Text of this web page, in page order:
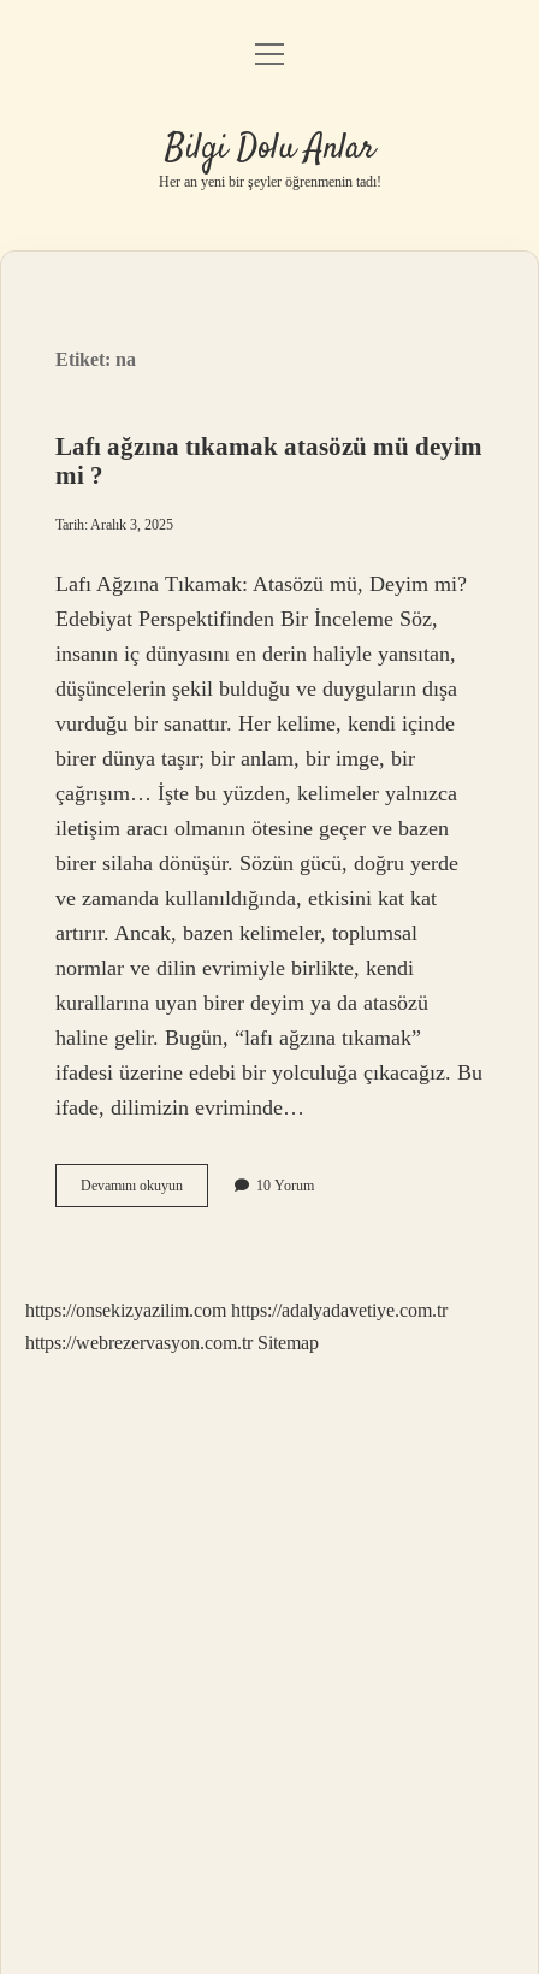
Anasayfa
Yasal Uyarı
menüyü
Bilgi Dolu Anlar
Her an yeni bir şeyler öğrenmenin tadı!
Etiket:na
Lafı ağzına tıkamak atasözü mü deyim
mi ?
Tarih: Aralık 3, 2025
Lafı Ağzına Tıkamak: Atasözü mü, Deyim mi?
Edebiyat Perspektifinden Bir İnceleme Söz,
insanın iç dünyasını en derin haliyle yansıtan,
düşüncelerin şekil bulduğu ve duyguların dışa
vurduğu bir sanattır. Her kelime, kendi içinde
birer dünya taşır; bir anlam, bir imge, bir
çağrışım… İşte bu yüzden, kelimeler yalnızca
iletişim aracı olmanın ötesine geçer ve bazen
birer silaha dönüşür. Sözün gücü, doğru yerde
ve zamanda kullanıldığında, etkisini kat kat
artırır. Ancak, bazen kelimeler, toplumsal
normlar ve dilin evrimiyle birlikte, kendi
kurallarına uyan birer deyim ya da atasözü
haline gelir. Bugün, “lafı ağzına tıkamak”
ifadesi üzerine edebi bir yolculuğa çıkacağız. Bu
ifade, dilimizin evriminde…
Devamını okuyunLafı
ağzına
mi
?
10 Yorum
https://onsekizyazilim.com https://adalyadavetiye.com.tr
https://webrezervasyon.com.tr Sitemap